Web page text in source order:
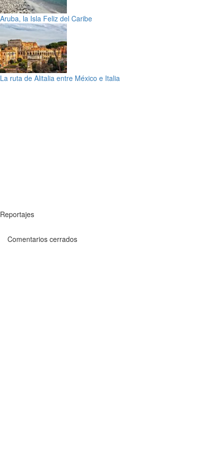
Aruba, la Isla Feliz del Caribe
La ruta de Alitalia entre México e Italia
Reportajes
Comentarios cerrados